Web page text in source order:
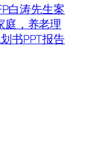
白涛先生案
庭，养老理
书PPT报告